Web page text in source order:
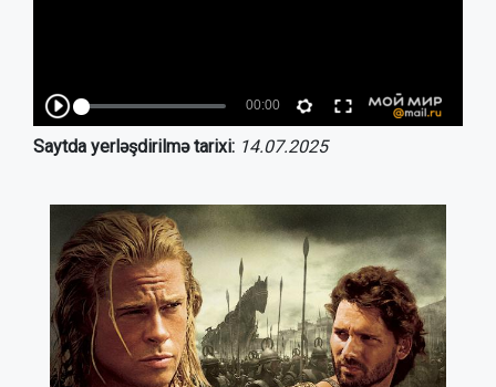
Saytda yerləşdirilmə tarixi: 14.07.2025